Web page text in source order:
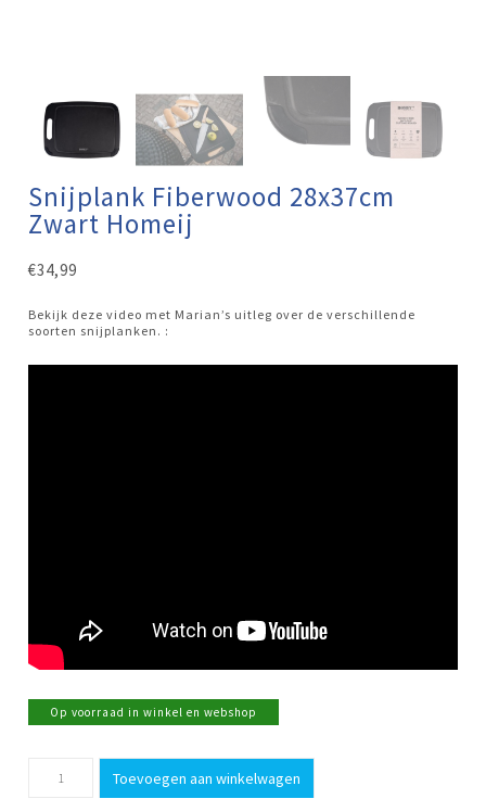
Snijplank Fiberwood 28x37cm
Zwart Homeij
€34,99
Bekijk deze video met Marian’s uitleg over de verschillende
soorten snijplanken. :
Op voorraad in winkel en webshop
Fiberwood
Toevoegen aan winkelwagen